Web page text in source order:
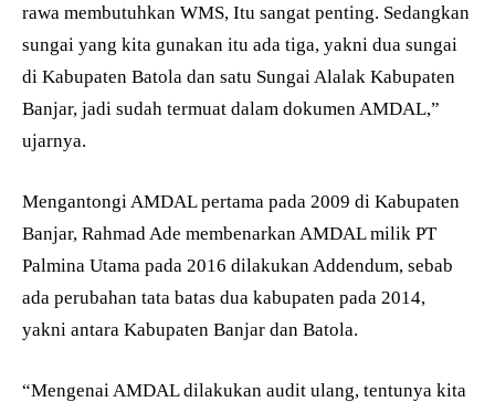
rawa membutuhkan WMS, Itu sangat penting. Sedangkan
sungai yang kita gunakan itu ada tiga, yakni dua sungai
di Kabupaten Batola dan satu Sungai Alalak Kabupaten
Banjar, jadi sudah termuat dalam dokumen AMDAL,”
ujarnya.
Mengantongi AMDAL pertama pada 2009 di Kabupaten
Banjar, Rahmad Ade membenarkan AMDAL milik PT
Palmina Utama pada 2016 dilakukan Addendum, sebab
ada perubahan tata batas dua kabupaten pada 2014,
yakni antara Kabupaten Banjar dan Batola.
“Mengenai AMDAL dilakukan audit ulang, tentunya kita